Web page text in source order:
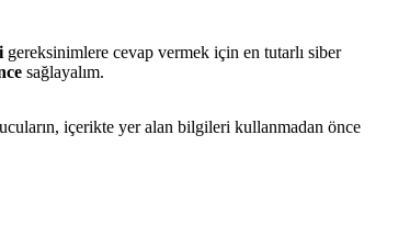
gereksinimlere cevap vermek için en tutarlı siber
sağlayalım.
içerikte yer alan bilgileri kullanmadan önce